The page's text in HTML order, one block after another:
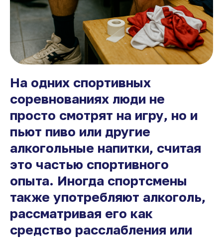
На одних спортивных
соревнованиях люди не
просто смотрят на игру, но и
пьют пиво или другие
алкогольные напитки, считая
это частью спортивного
опыта. Иногда спортсмены
также употребляют алкоголь,
рассматривая его как
средство расслабления или